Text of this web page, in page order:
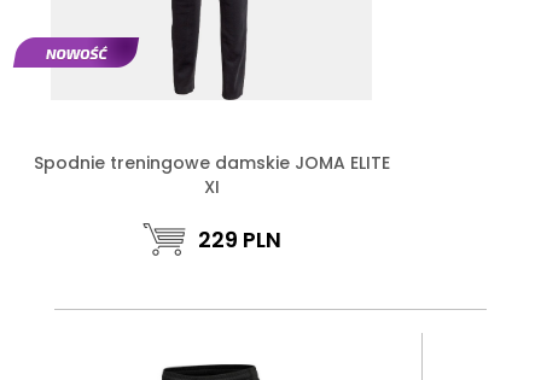
Spodnie treningowe damskie JOMA ELITE
XI
229 PLN